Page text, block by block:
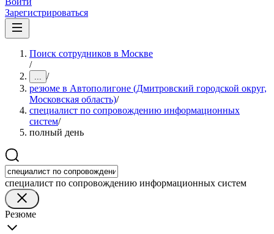
Зарегистрироваться
Поиск сотрудников в Москве
/
... /
резюме в Автополигоне (Дмитровский городской округ,
Московская область)/
специалист по сопровождению информационных
систем/
полный день
специалист по сопровождению информационных систем
Резюме